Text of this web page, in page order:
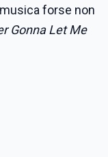
forse non
Gonna Let Me